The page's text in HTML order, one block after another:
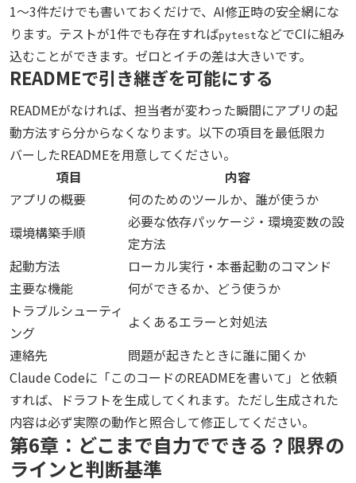
1〜3件だけでも書いておくだけで、AI修正時の安全網にな
ります。テストが1件でも存在すればpytestなどでCIに組み
込むことができます。ゼロとイチの差は大きいです。
READMEで引き継ぎを可能にする
READMEがなければ、担当者が変わった瞬間にアプリの起
動方法すら分からなくなります。以下の項目を最低限カ
バーしたREADMEを用意してください。
項目
内容
アプリの概要
何のためのツールか、誰が使うか
環境構築手順
必要な依存パッケージ・環境変数の設
定方法
起動方法
ローカル実行・本番起動のコマンド
主要な機能
何ができるか、どう使うか
トラブルシューティ
ング
よくあるエラーと対処法
連絡先
問題が起きたときに誰に聞くか
Claude Codeに「このコードのREADMEを書いて」と依頼
すれば、ドラフトを生成してくれます。ただし生成された
内容は必ず実際の動作と照合して修正してください。
第6章：どこまで自力でできる？限界の
ラインと判断基準